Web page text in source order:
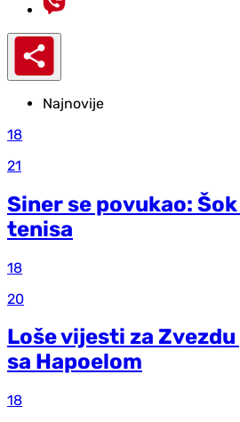
Najnovije
18
21
Siner se povukao:
tenisa
18
20
Loše vijesti za
sa Hapoelom
18